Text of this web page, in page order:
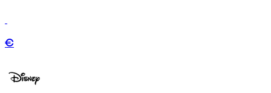
€